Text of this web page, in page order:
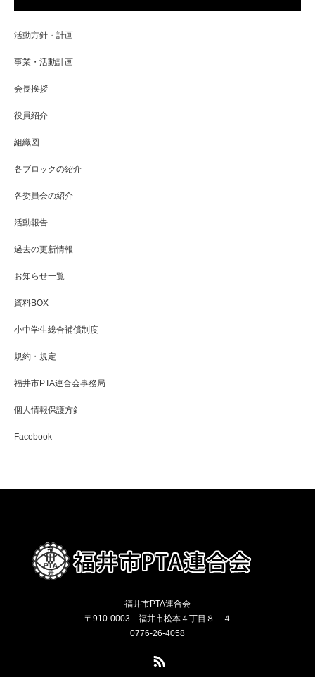
活動方針・計画
事業・活動計画
会長挨拶
役員紹介
組織図
各ブロックの紹介
各委員会の紹介
活動報告
過去の更新情報
お知らせ一覧
資料BOX
小中学生総合補償制度
規約・規定
福井市PTA連合会事務局
個人情報保護方針
Facebook
福井市PTA連合会
〒910-0003 福井市松本４丁目８－４
0776-26-4058